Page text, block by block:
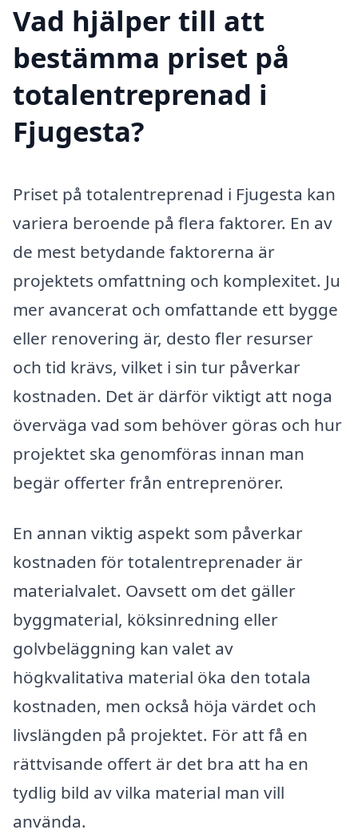
Vad hjälper till att
bestämma priset på
totalentreprenad i
Fjugesta?
Priset på totalentreprenad i Fjugesta kan
variera beroende på flera faktorer. En av
de mest betydande faktorerna är
projektets omfattning och komplexitet. Ju
mer avancerat och omfattande ett bygge
eller renovering är, desto fler resurser
och tid krävs, vilket i sin tur påverkar
kostnaden. Det är därför viktigt att noga
överväga vad som behöver göras och hur
projektet ska genomföras innan man
begär offerter från entreprenörer.
En annan viktig aspekt som påverkar
kostnaden för totalentreprenader är
materialvalet. Oavsett om det gäller
byggmaterial, köksinredning eller
golvbeläggning kan valet av
högkvalitativa material öka den totala
kostnaden, men också höja värdet och
livslängden på projektet. För att få en
rättvisande offert är det bra att ha en
tydlig bild av vilka material man vill
använda.